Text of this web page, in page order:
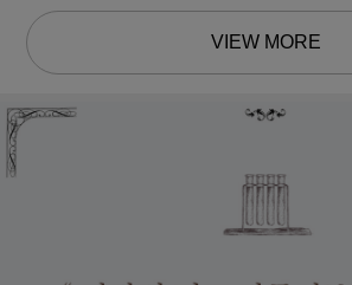
VIEW MORE